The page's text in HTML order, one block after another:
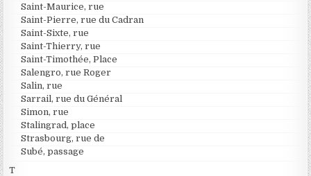
Saint-Maurice, rue
Saint-Pierre, rue du Cadran
Saint-Sixte, rue
Saint-Thierry, rue
Saint-Timothée, Place
Salengro, rue Roger
Salin, rue
Sarrail, rue du Général
Simon, rue
Stalingrad, place
Strasbourg, rue de
Subé, passage
T